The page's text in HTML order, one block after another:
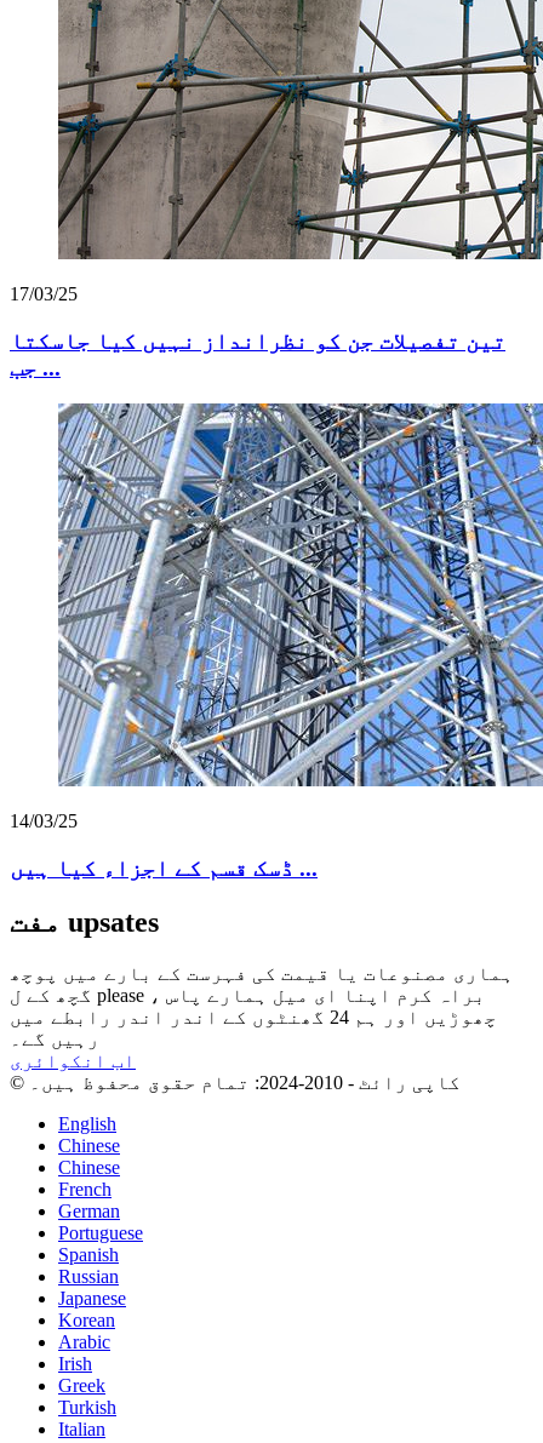
17/03/25
تین تفصیلات جن کو نظرانداز نہیں کیا جاسکتا
جب ...
14/03/25
ڈسک قسم کے اجزاء کیا ہیں ...
مفت upsates
ہماری مصنوعات یا قیمت کی فہرست کے بارے میں پوچھ
گچھ کے ل please ، براہ کرم اپنا ای میل ہمارے پاس
چھوڑیں اور ہم 24 گھنٹوں کے اندر اندر رابطے میں
رہیں گے۔
اب انکوائری
© کاپی رائٹ - 2010-2024: تمام حقوق محفوظ ہیں۔
English
Chinese
Chinese
French
German
Portuguese
Spanish
Russian
Japanese
Korean
Arabic
Irish
Greek
Turkish
Italian